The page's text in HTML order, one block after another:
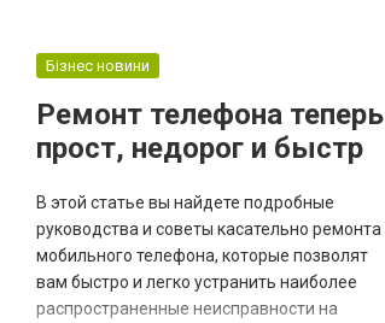
помогает сформировать оптимальный
магазине MarketSV представлен спан...
Бізнес новини
Ремонт телефона теперь
прост, недорог и быстр
В этой статье вы найдете подробные
руководства и советы касательно ремонта
мобильного телефона, которые позволят
вам быстро и легко устранить наиболее
распространенные неисправности на